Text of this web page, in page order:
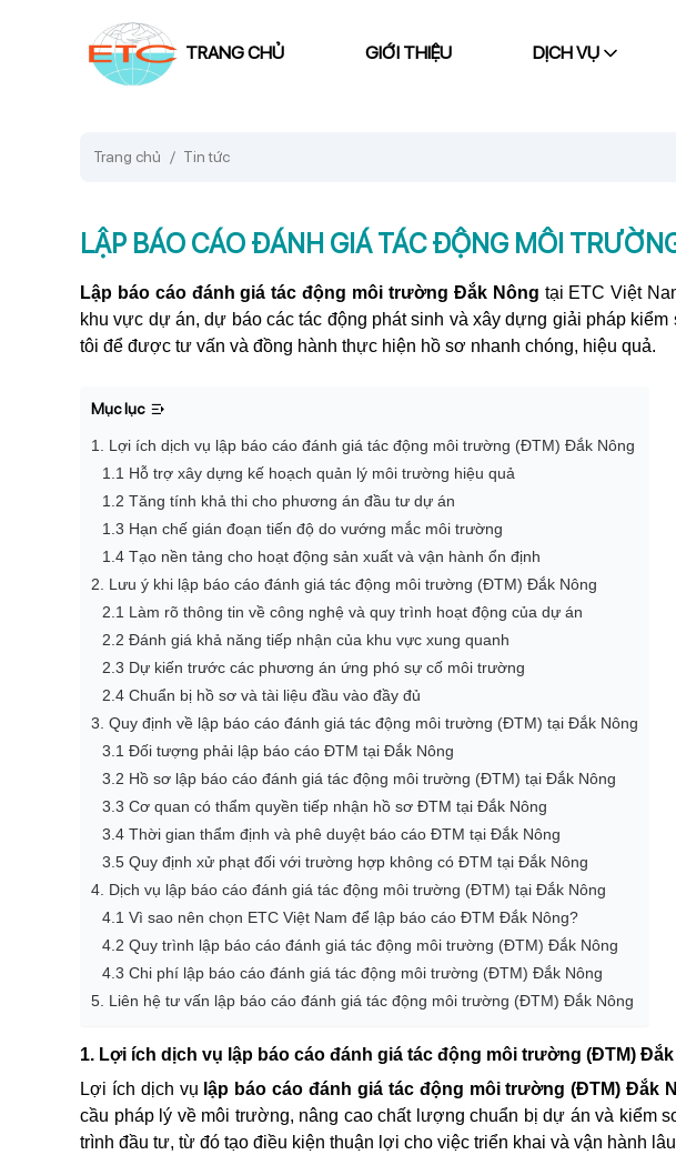
TRANG CHỦ GIỚI THIỆU DỊCH VỤ
Trang chủ Tin tức
LẬP BÁO CÁO ĐÁNH GIÁ TÁC ĐỘNG MÔI
Lập báo cáo đánh giá tác động môi trường Đắk Nông tại ETC Việt
khu vực dự án, dự báo các tác động phát sinh và xây dựng giải pháp
tôi để được tư vấn và đồng hành thực hiện hồ sơ nhanh chóng, hiệu quả.
Mục lục
1. Lợi ích dịch vụ lập báo cáo đánh giá tác động môi trường (ĐTM) Đắk Nông
1.1 Hỗ trợ xây dựng kế hoạch quản lý môi trường hiệu quả
1.2 Tăng tính khả thi cho phương án đầu tư dự án
1.3 Hạn chế gián đoạn tiến độ do vướng mắc môi trường
1.4 Tạo nền tảng cho hoạt động sản xuất và vận hành ổn định
2. Lưu ý khi lập báo cáo đánh giá tác động môi trường (ĐTM) Đắk Nông
2.1 Làm rõ thông tin về công nghệ và quy trình hoạt động của dự án
2.2 Đánh giá khả năng tiếp nhận của khu vực xung quanh
2.3 Dự kiến trước các phương án ứng phó sự cố môi trường
2.4 Chuẩn bị hồ sơ và tài liệu đầu vào đầy đủ
3. Quy định về lập báo cáo đánh giá tác động môi trường (ĐTM) tại Đắk Nông
3.1 Đối tượng phải lập báo cáo ĐTM tại Đắk Nông
3.2 Hồ sơ lập báo cáo đánh giá tác động môi trường (ĐTM) tại Đắk Nông
3.3 Cơ quan có thẩm quyền tiếp nhận hồ sơ ĐTM tại Đắk Nông
3.4 Thời gian thẩm định và phê duyệt báo cáo ĐTM tại Đắk Nông
3.5 Quy định xử phạt đối với trường hợp không có ĐTM tại Đắk Nông
4. Dịch vụ lập báo cáo đánh giá tác động môi trường (ĐTM) tại Đắk Nông
4.1 Vì sao nên chọn ETC Việt Nam để lập báo cáo ĐTM Đắk Nông?
4.2 Quy trình lập báo cáo đánh giá tác động môi trường (ĐTM) Đắk Nông
4.3 Chi phí lập báo cáo đánh giá tác động môi trường (ĐTM) Đắk Nông
5. Liên hệ tư vấn lập báo cáo đánh giá tác động môi trường (ĐTM) Đắk Nông
1. Lợi ích dịch vụ lập báo cáo đánh giá tác động môi trường (ĐTM)
Lợi ích dịch vụ lập báo cáo đánh giá tác động môi trường (ĐTM) Đắk
cầu pháp lý về môi trường, nâng cao chất lượng chuẩn bị dự án và kiểm
trình đầu tư, từ đó tạo điều kiện thuận lợi cho việc triển khai và vận hành